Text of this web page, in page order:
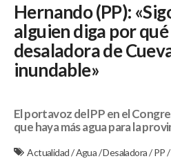
Hernando (PP):
alguien diga por
desaladora de
inundable»
El portavoz del PP en el
que haya más agua para la
Actualidad/Agua/Desaladora/PP/